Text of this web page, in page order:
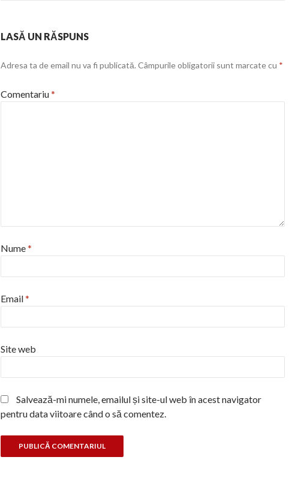
LASĂ UN RĂSPUNS
Adresa ta de email nu va fi publicată.Câmpurile obligatorii sunt marcate cu *
Comentariu*
Nume*
Email*
Site web
Salvează-mi numele, emailul și site-ul web în acest navigator
pentru data viitoare când o să comentez.